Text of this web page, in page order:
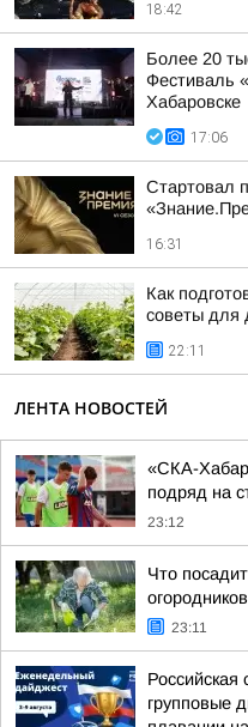
18:42
Более 20
Фестиваль
Хабаровске
17:06
Стартовал
16:31
Как
советы для
22:11
ЛЕНТА НОВОСТЕЙ
«СКА-
подряд на
23:12
Что
огородников
23:11
Российская
групповые